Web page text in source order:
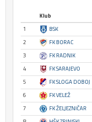
Klub
1
BSK
2
FK BORAC
3
FK RADNIK
4
FK SARAJEVO
5
FK SLOGA DOBOJ
6
FK VELEŽ
7
FK ŽELJEZNIČAR